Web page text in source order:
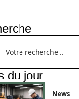
du jour
News